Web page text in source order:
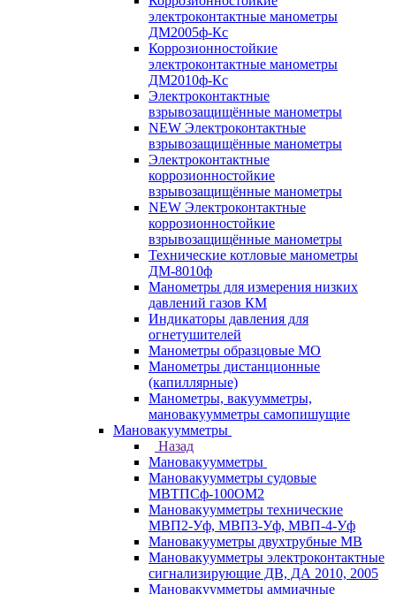
электроконтактные манометры
ДМ2005ф-Кс
Коррозионностойкие
электроконтактные манометры
ДМ2010ф-Кс
Электроконтактные
взрывозащищённые манометры
NEW Электроконтактные
взрывозащищённые манометры
Электроконтактные
коррозионностойкие
взрывозащищённые манометры
NEW Электроконтактные
коррозионностойкие
взрывозащищённые манометры
Технические котловые манометры
ДМ-8010ф
Манометры для измерения низких
давлений газов КМ
Индикаторы давления для
огнетушителей
Манометры образцовые МО
Манометры дистанционные
(капиллярные)
Манометры, вакуумметры,
мановакуумметры самопишущие
Мановакуумметры
Назад
Мановакуумметры
Мановакуумметры судовые
МВТПСф-100ОМ2
Мановакуумметры технические
МВП2-Уф, МВП3-Уф, МВП-4-Уф
Мановакууметры двухтрубные МВ
Мановакуумметры электроконтактные
сигнализирующие ДВ, ДА 2010, 2005
Мановакуумметры аммиачные